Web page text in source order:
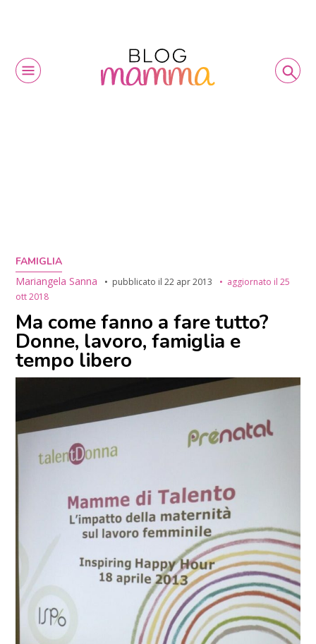
FAMIGLIA
Mariangela Sanna
pubblicato il22 apr 2013 aggiornato il25
ott 2018
Ma come fanno a fare tutto?
Donne, lavoro, famiglia e
tempo libero